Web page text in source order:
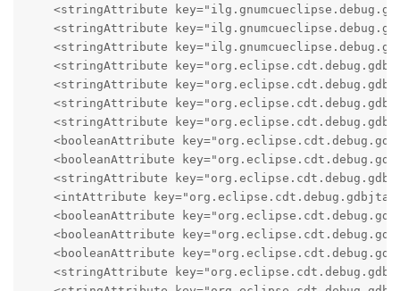
<stringAttribute
<stringAttribute
<stringAttribute
<stringAttribute
<stringAttribute
<stringAttribute
<stringAttribute
<booleanAttribute
<booleanAttribute
<stringAttribute
<intAttribute
<booleanAttribute
<booleanAttribute
<booleanAttribute
<stringAttribute